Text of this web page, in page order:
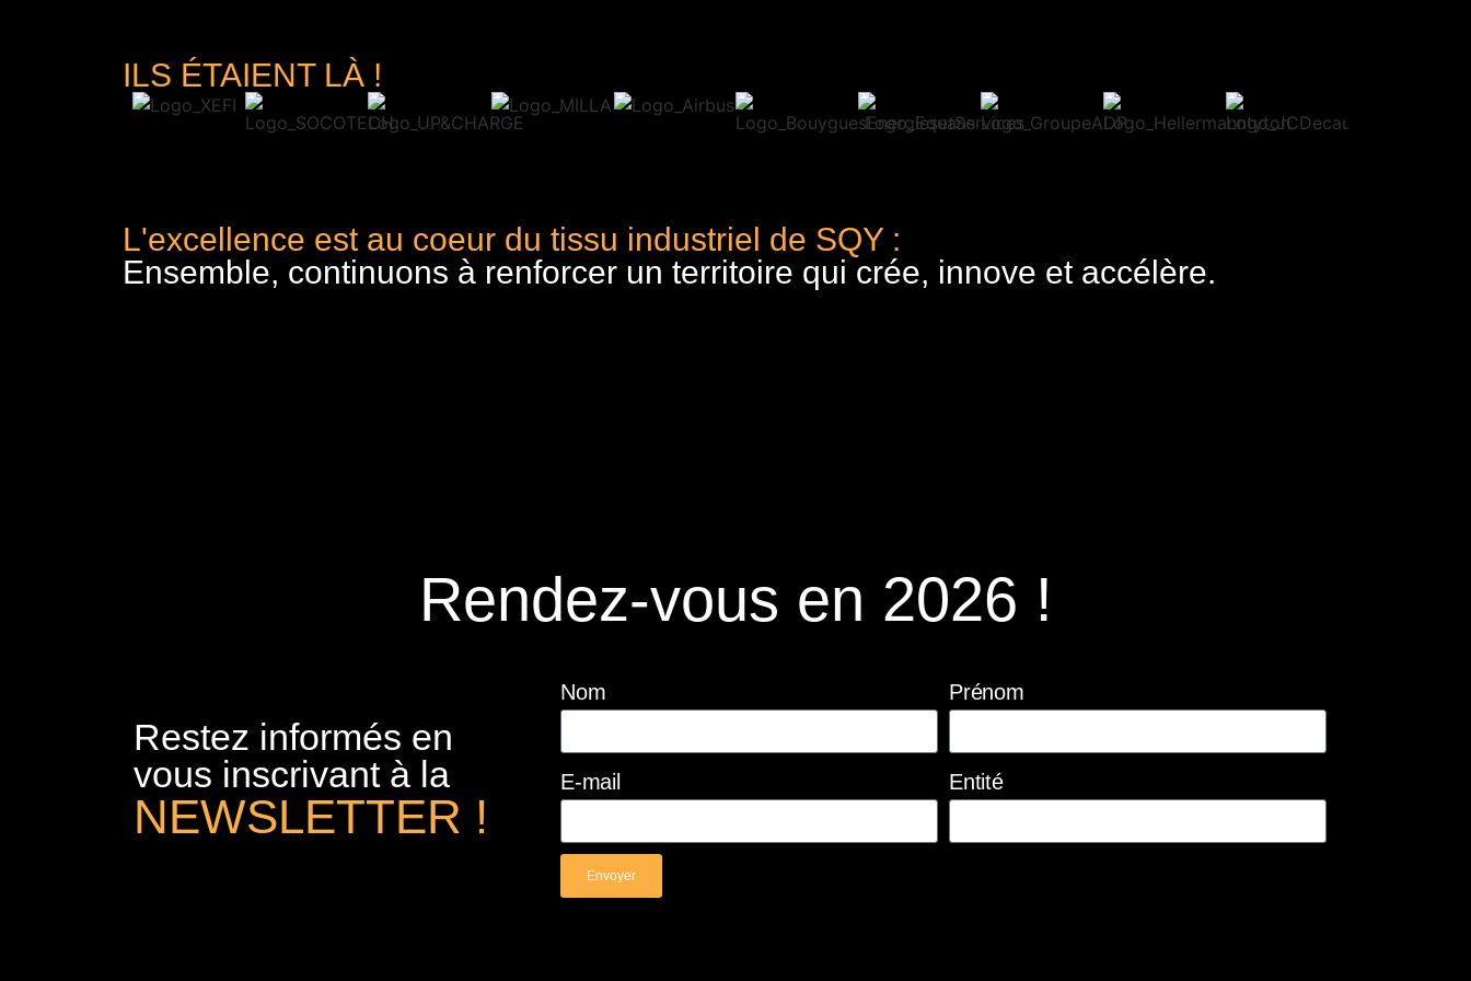
ILS ÉTAIENT LÀ !
L'excellence est au coeur du tissu industriel de SQY :
Ensemble, continuons à renforcer un territoire qui crée, innove et accélère.
Rendez-vous en 2026 !
Restez informés en
vous inscrivant à la
NEWSLETTER !
Nom Prénom
E-mail Entité
Envoyer